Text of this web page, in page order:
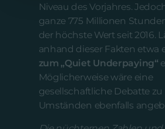
Niveau des Vorjahres.
ganze 775 Millionen
der höchste Wert seit 2016.
anhand dieser Fakten etwa
zum „Quiet Underpaying“
Möglicherweise wäre eine
gesellschaftliche Debatte zu
Umständen ebenfalls